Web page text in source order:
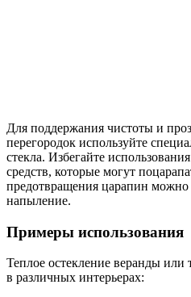
Для поддержания чистоты и
перегородок используйте
стекла. Избегайте
средств, которые могут
предотвращения царапин можно
напыление.
Примеры использования
Теплое остекление веранды
в различных интерьерах: